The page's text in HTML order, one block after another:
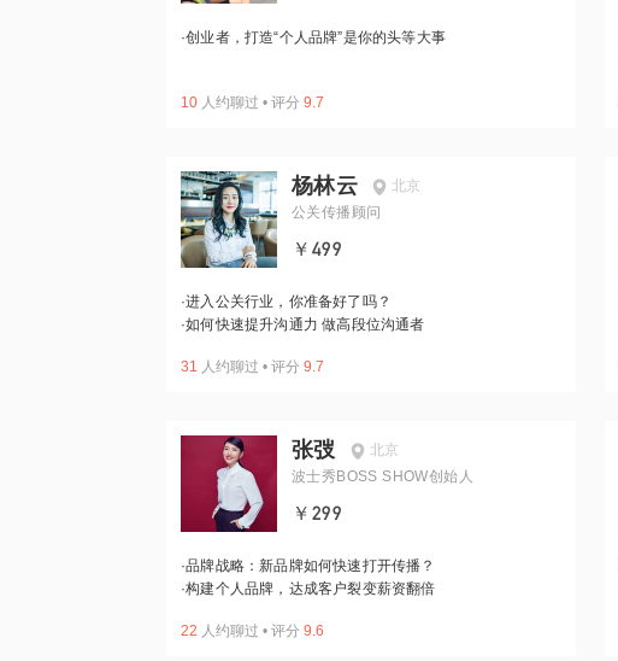
·创业者，打造“个人品牌”是你的头等大事
10 人约聊过 • 评分 9.7
杨林云
北京
公关传播顾问
￥499
·进入公关行业，你准备好了吗？
·如何快速提升沟通力 做高段位沟通者
31 人约聊过 • 评分 9.7
张弢
北京
波士秀BOSS SHOW创始人
￥299
·品牌战略：新品牌如何快速打开传播？
·构建个人品牌，达成客户裂变薪资翻倍
22 人约聊过 • 评分 9.6